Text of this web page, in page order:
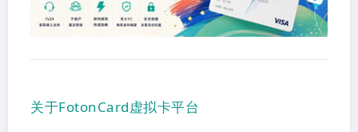
关于FotonCard虚拟卡平台